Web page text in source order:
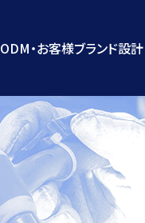
ODM・お客様ブランド設計